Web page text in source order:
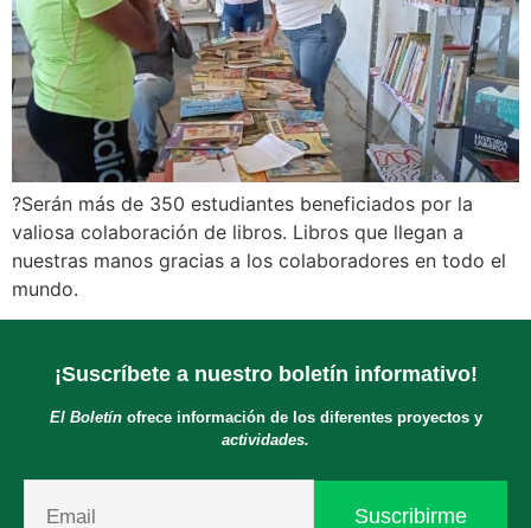
?Serán más de 350 estudiantes beneficiados por la
valiosa colaboración de libros. Libros que llegan a
nuestras manos gracias a los colaboradores en todo el
mundo.
¡Suscríbete a nuestro boletín informativo!
El Boletínofrece información de los diferentes proyectos y
actividades.